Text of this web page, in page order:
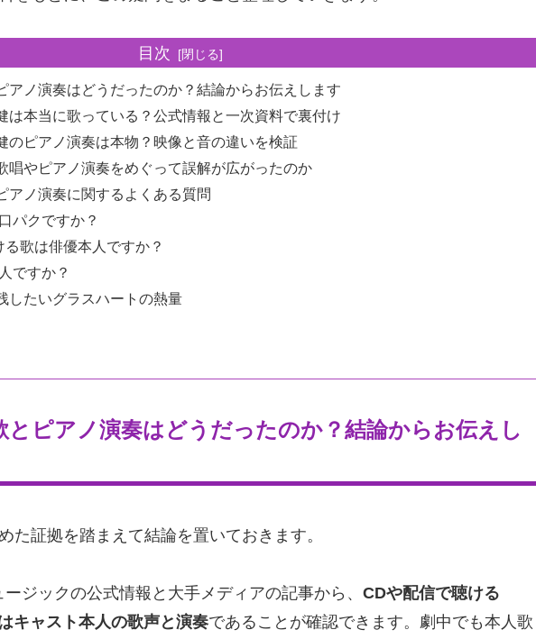
目次
アノ演奏はどうだったのか？結論からお伝えします
は本当に歌っている？公式情報と一次資料で裏付け
のピアノ演奏は本物？映像と音の違いを検証
唱やピアノ演奏をめぐって誤解が広がったのか
アノ演奏に関するよくある質問
パクですか？
歌は俳優本人ですか？
ですか？
したいグラスハートの熱量
とピアノ演奏はどうだったのか？結論からお伝えし
た証拠を踏まえて結論を置いておきます。
ジックの公式情報と大手メディアの記事から、 CDや配信で聴ける
キャスト本人の歌声と演奏であることが確認できます。劇中でも本人歌